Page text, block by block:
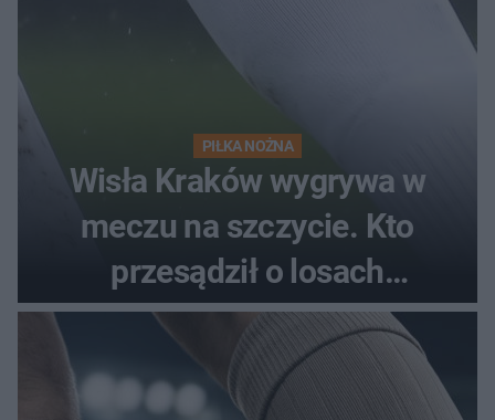
PIŁKA NOŻNA
Wisła Kraków wygrywa w
meczu na szczycie. Kto
przesądził o losach
spotkania?